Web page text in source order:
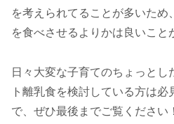
を考えられてることが多いた
を食べさせるよりかは良いこと
日々大変な子育てのちょっと
ト離乳食を検討している方は
で、ぜひ最後までご覧ください！